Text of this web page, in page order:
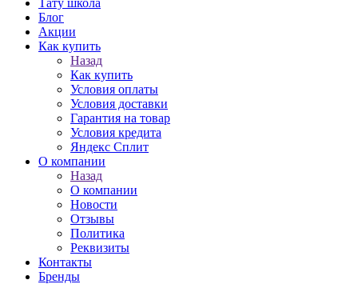
Тату школа
Блог
Акции
Как купить
Назад
Как купить
Условия оплаты
Условия доставки
Гарантия на товар
Условия кредита
Яндекс Сплит
О компании
Назад
О компании
Новости
Отзывы
Политика
Реквизиты
Контакты
Бренды